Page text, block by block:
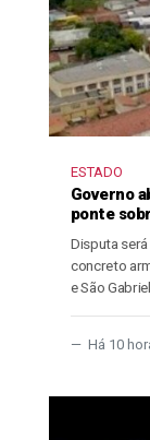
ESTADO
Governo
ponte
Disputa
concreto
e São
Há 10